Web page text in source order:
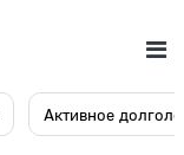
Активное